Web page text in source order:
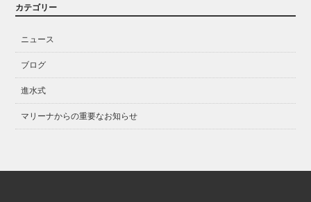
カテゴリー
ニュース
ブログ
進水式
マリーナからの重要なお知らせ